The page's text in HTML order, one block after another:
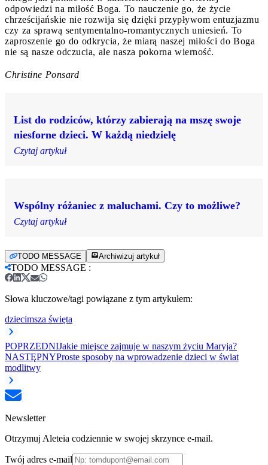
odpowiedzi na miłość Boga. To nauczenie go, że życie
chrześcijańskie nie rozwija się dzięki przypływom entuzjazmu
czy za sprawą sentymentalno-romantycznych uniesień. To
zaproszenie go do odkrycia, że miarą naszej miłości do Boga
nie są nasze odczucia, ale nasza pokorna wierność.
Christine Ponsard
List do rodziców, którzy zabierają na mszę swoje
niesforne dzieci. W każdą niedzielę
Czytaj artykuł
Wspólny różaniec z maluchami. Czy to możliwe?
Czytaj artykuł
TODO MESSAGE Archiwizuj artykuł
TODO MESSAGE :
Słowa kluczowe/tagi powiązane z tym artykułem:
dziecimsza święta
POPRZEDNIJakie miejsce zajmuje w naszym życiu Maryja?
NASTĘPNYProste sposoby na wprowadzenie dzieci w świat
modlitwy
Newsletter
Otrzymuj Aleteia codziennie w swojej skrzynce e-mail.
Twój adres e-mail